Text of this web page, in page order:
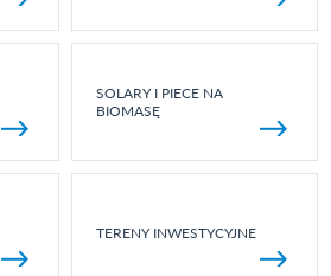
SOLARY I PIECE NA
BIOMASĘ
TERENY INWESTYCYJNE